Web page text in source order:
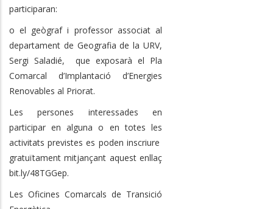
participaran:
o el geògraf i professor associat al
departament de Geografia de la URV,
Sergi Saladié, que exposarà el Pla
Comarcal d’Implantació d’Energies
Renovables al Priorat.
Les persones interessades en
participar en alguna o en totes les
activitats previstes es poden inscriure
gratuïtament mitjançant aquest enllaç
bit.ly/48TGGep.
Les Oficines Comarcals de Transició